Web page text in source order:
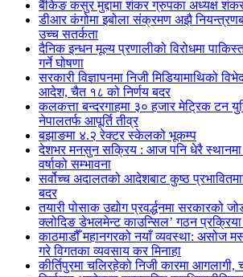
बैंकिङ कसुर मुद्दामा शंकर ग्रुपका अध्यक्ष
डीआर कंगोमा इबोला संक्रमण अझै
उच्च सतर्कता
दैनिक इन्धन मूल्य प्रणालीको विरोधमा
गर्ने घोषणा
सरकारी विज्ञापनमा निजी मिडियामाथिको
आदेश, चैत १८ को निर्णय बदर
कलकत्ता बन्दरगाहमा ३० हजार मेट्रिक टन
नेपालतर्फ आपूर्ति तीव्र
बझाङमा ४.२ रेक्टर स्केलको भूकम्प
देशभर मनसुन सक्रिय : आज पनि धेरै स्थानमा
वर्षाको सम्भावना
सर्वोच्च अदालतको आदेशबाट कुष्ठ
बदर
तयारी पोसाक उद्योग प्रवर्द्धनमा सरकारको
क्लोदिङ डेभलमेन्ट काउन्सिल’ गठन
काठमाडौँ महानगरको नयाँ व्यवस्था: असोज
गरे विगतका व्यवसाय कर मिनाहा
कीर्तिपुरमा चलिरहेको निजी कारमा